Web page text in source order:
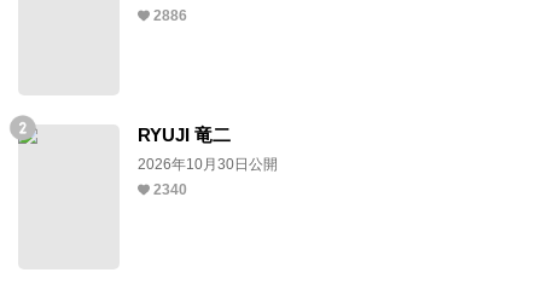
2886
RYUJI 竜二
2026年10月30日公開
2340